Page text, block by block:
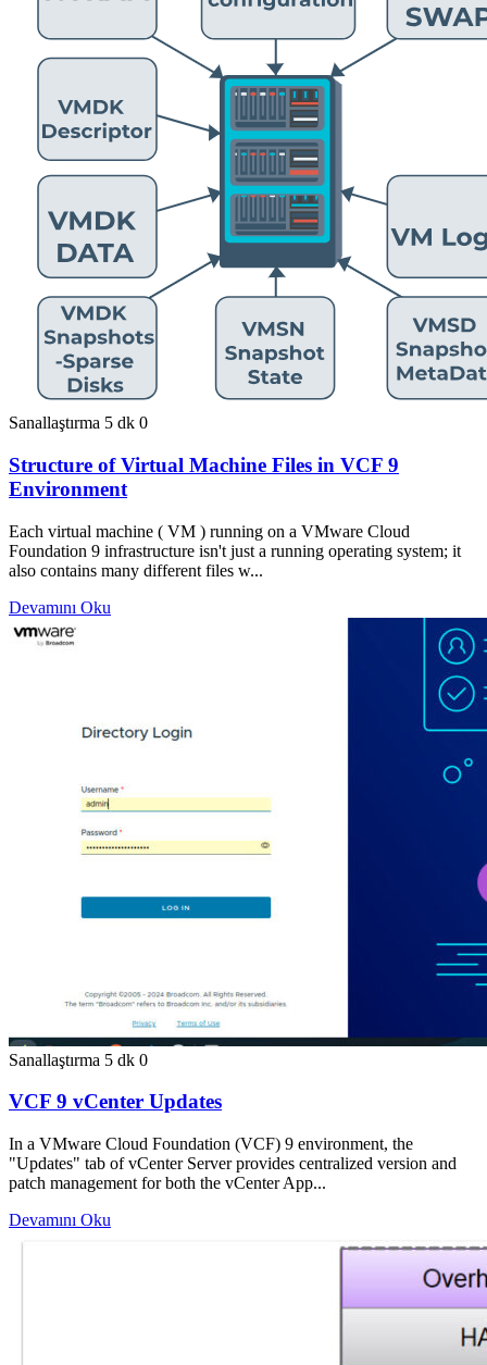
Sanallaştırma 5 dk 0
Structure of Virtual Machine Files in VCF 9
Environment
Each virtual machine ( VM ) running on a VMware Cloud
Foundation 9 infrastructure isn't just a running operating system; it
also contains many different files w...
Devamını Oku
Sanallaştırma 5 dk 0
VCF 9 vCenter Updates
In a VMware Cloud Foundation (VCF) 9 environment, the
"Updates" tab of vCenter Server provides centralized version and
patch management for both the vCenter App...
Devamını Oku